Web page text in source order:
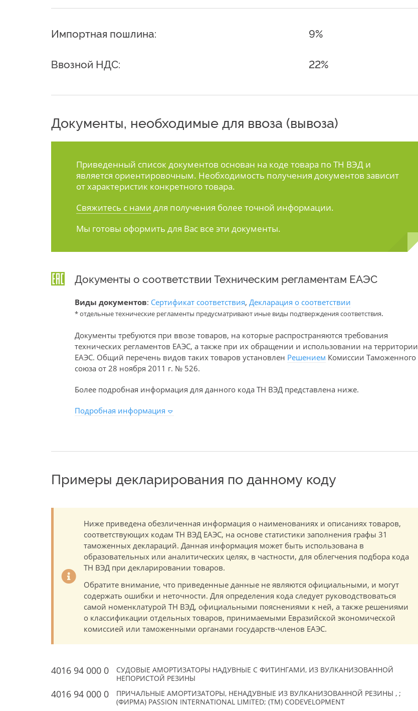
Импортная пошлина: 9%
Ввозной НДС: 22%
Документы, необходимые для ввоза (вывоза)
Приведенный список документов основан на коде товара по ТН ВЭД и
является ориентировочным. Необходимость получения документов зависит
от характеристик конкретного товара.
Свяжитесь с нами для получения более точной информации.
Мы готовы оформить для Вас все эти документы.
Документы о соответствии Техническим регламентам ЕАЭС
Виды документов: Сертификат соответствия, Декларация о соответствии
* отдельные технические регламенты предусматривают иные виды подтверждения соответствия.
Документы требуются при ввозе товаров, на которые распространяются требования
технических регламентов ЕАЭС, а также при их обращении и использовании на территории
ЕАЭС. Общий перечень видов таких товаров установлен Решением Комиссии Таможенного
союза от 28 ноября 2011 г. № 526.
Более подробная информация для данного кода ТН ВЭД представлена ниже.
Подробная информация
Примеры декларирования по данному коду
Ниже приведена обезличенная информация о наименованиях и описаниях товаров,
соответствующих кодам ТН ВЭД ЕАЭС, на основе статистики заполнения графы 31
таможенных деклараций. Данная информация может быть использована в
образовательных или аналитических целях, в частности, для облегчения подбора кода
ТН ВЭД при декларировании товаров.
Обратите внимание, что приведенные данные не являются официальными, и могут
содержать ошибки и неточности. Для определения кода следует руководствоваться
самой номенклатурой ТН ВЭД, официальными пояснениями к ней, а также решениями
о классификации отдельных товаров, принимаемыми Евразийской экономической
комиссией или таможенными органами государств-членов ЕАЭС.
4016 94 000 0
СУДОВЫЕ АМОРТИЗАТОРЫ НАДУВНЫЕ С ФИТИНГАМИ, ИЗ ВУЛКАНИЗОВАННОЙ
НЕПОРИСТОЙ РЕЗИНЫ
4016 94 000 0
ПРИЧАЛЬНЫЕ АМОРТИЗАТОРЫ, НЕНАДУВНЫЕ ИЗ ВУЛКАНИЗОВАННОЙ РЕЗИНЫ , ;
(ФИРМА) PASSION INTERNATIONAL LIMITED; (TM) CODEVELOPMENT